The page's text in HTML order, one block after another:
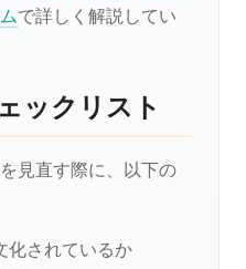
で詳しく解説してい
ックリスト
見直す際に、以下の
化されているか